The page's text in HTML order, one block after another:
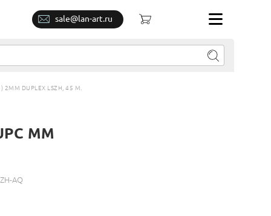
sale@lan-art.ru
DUPLEX LSZH, 45 М.
MM
AQ